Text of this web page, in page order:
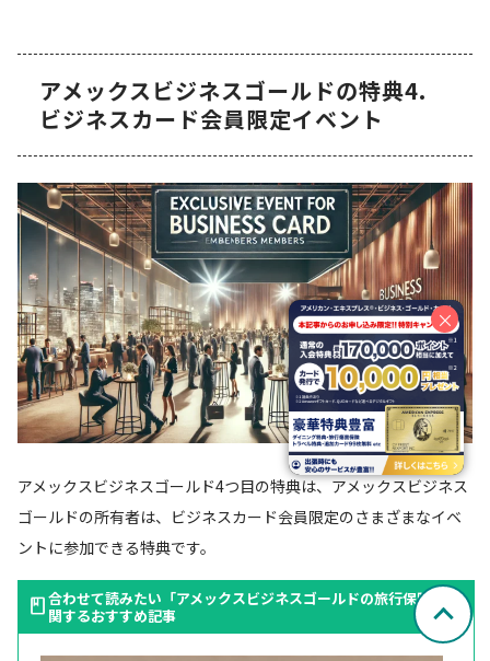
アメックスビジネスゴールドの特典4.
ビジネスカード会員限定イベント
アメックスビジネスゴールド4つ目の特典は、アメックスビジネス
ゴールドの所有者は、ビジネスカード会員限定のさまざまなイベ
ントに参加できる特典です。
合わせて読みたい「アメックスビジネスゴールドの旅行保険」に
関するおすすめ記事
×